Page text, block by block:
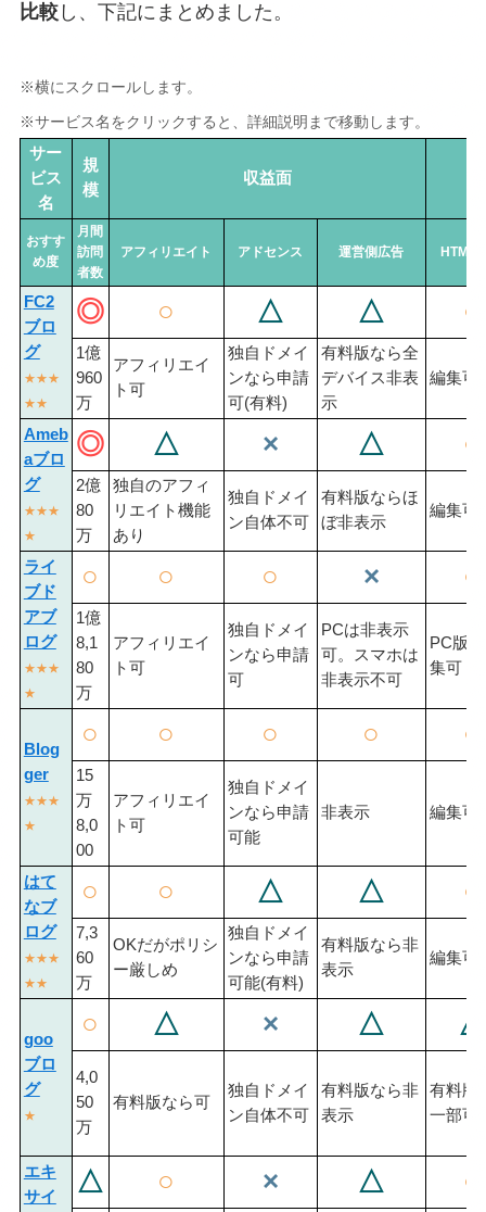
比較し、下記にまとめました。
※横にスクロールします。
※サービス名をクリックすると、詳細説明まで移動します。
サー
ビス
名
規
模
収益面
おすす
め度
月間
訪問
者数
アフィリエイト アドセンス 運営側広告 HTML
FC2
ブロ
グ
★★★
★★
◎ ○ △ △ ○
1億
960
万
アフィリエイ
ト可
独自ドメイ
ンなら申請
可(有料)
有料版なら全
デバイス非表
示
編集可
Ameb
aブロ
グ
★★★
★
◎ △ × △ ○
2億
80
万
独自のアフィ
リエイト機能
あり
独自ドメイ
ン自体不可
有料版ならほ
ぼ非表示
編集可
ライ
ブド
アブ
ログ
★★★
★
○ ○ ○ × ○
1億
8,1
80
万
アフィリエイ
ト可
独自ドメイ
ンなら申請
可
PCは非表示
可。スマホは
非表示不可
PC版
集可
Blog
ger
★★★
★
○ ○ ○ ○ ○
15
万
8,0
00
アフィリエイ
ト可
独自ドメイ
ンなら申請
可能
非表示 編集可
はて
なブ
ログ
★★★
★★
○ ○ △ △ ○
7,3
60
万
OKだがポリシ
ー厳しめ
独自ドメイ
ンなら申請
可能(有料)
有料版なら非
表示
編集可
goo
ブロ
グ
★
○ △ × △ △
4,0
50
万
有料版なら可
独自ドメイ
ン自体不可
有料版なら非
表示
有料版
一部可
エキ
サイ
△ ○ × △ ○